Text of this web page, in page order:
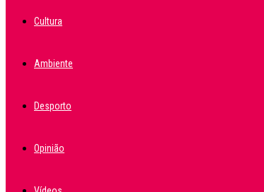
Cultura
Ambiente
Desporto
Opinião